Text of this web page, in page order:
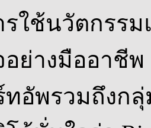
รใช้นวัตกรร
อย่างมืออาชี
ทอัพรวมถึงก